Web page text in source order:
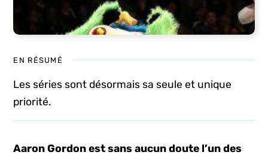
EN RÉSUMÉ
Les séries sont désormais sa seule et unique
priorité.
Aaron Gordon est sans aucun doute l’un des